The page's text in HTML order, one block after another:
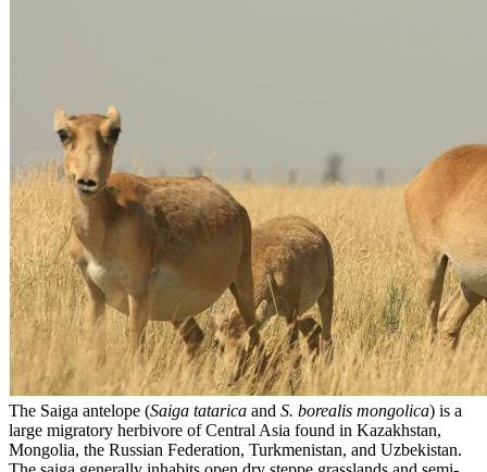
The Saiga antelope (Saiga tatarica and S. borealis mongolica) is a
large migratory herbivore of Central Asia found in Kazakhstan,
Mongolia, the Russian Federation, Turkmenistan, and Uzbekistan.